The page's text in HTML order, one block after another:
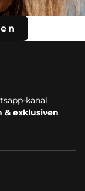
kanal
& exklusiven